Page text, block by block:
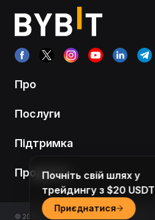
Про
Послуги
Підтримка
Продукти
© 2018-2026 Bybit.com. All rights reserved.
Почніть свій шлях у
трейдингу з $20 USDT
Приєднатися